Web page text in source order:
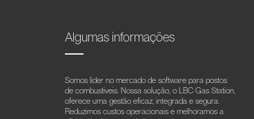
Algumas informações
Somos líder no mercado de software para postos
de combustíveis. Nossa solução, o LBC Gas Station,
oferece uma gestão eficaz, integrada e segura.
Reduzimos custos operacionais e melhoramos a